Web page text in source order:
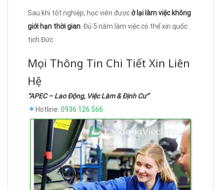
Sau khi tốt nghiệp, học viên đượcở lại làm việc không
giới hạn thời gian . Đủ 5 năm làm việc có thể xin quốc
tịch Đức.
Mọi Thông Tin Chi Tiết Xin Liên
Hệ
“APEC – Lao Động, Việc Làm & Định Cư”
Hotline: 0936 126 566